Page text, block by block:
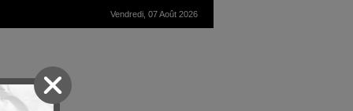
Vendredi, 07 Août 2026